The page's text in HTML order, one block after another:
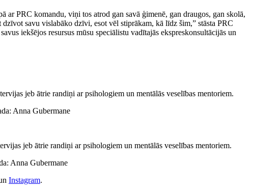
PRC komandu, viņi tos atrod gan savā ģimenē, gan draugos, gan skolā,
savu vislabāko dzīvi, esot vēl stiprākam, kā līdz šim,” stāsta PRC
iekšējos resursus mūsu speciālistu vadītajās ekspreskonsultācijās un
jeb ātrie randiņi ar psihologiem un mentālās veselības mentoriem.
Anna Gubermane
jeb ātrie randiņi ar psihologiem un mentālās veselības mentoriem.
Anna Gubermane
Instagram.